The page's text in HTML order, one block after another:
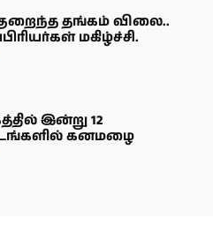
தங்கம் விலை..
மகிழ்ச்சி.
இன்று 12
கனமழை